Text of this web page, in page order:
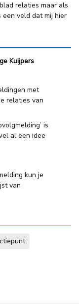
relaties maar als
veld dat mij hier
Kuijpers
met
relaties van
is
al een idee
kun je
van